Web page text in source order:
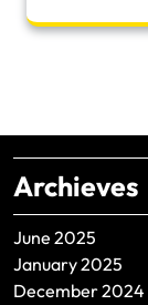
Archieves
June 2025
January 2025
December 2024